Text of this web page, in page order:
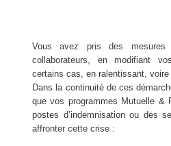
Vous avez pris des
collaborateurs, en modifiant
certains cas, en ralentissant,
Dans la continuité de ces
que vos programmes Mutuelle &
postes d’indemnisation ou des
affronter cette crise :